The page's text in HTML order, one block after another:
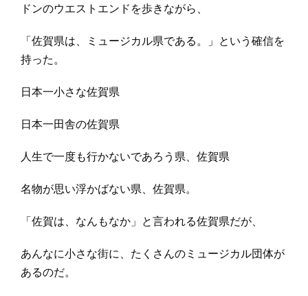
ドンのウエストエンドを歩きながら、
「佐賀県は、ミュージカル県である。」という確信を
持った。
日本一小さな佐賀県
日本一田舎の佐賀県
人生で一度も行かないであろう県、佐賀県
名物が思い浮かばない県、佐賀県。
「佐賀は、なんもなか」と言われる佐賀県だが、
あんなに小さな街に、たくさんのミュージカル団体が
あるのだ。